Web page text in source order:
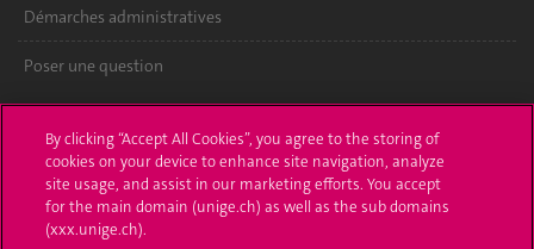
Démarches administratives
Poser une question
UNIGE Mobile
Médias
By clicking “Accept All Cookies”, you agree to the storing of
cookies on your device to enhance site navigation, analyze
site usage, and assist in our marketing efforts. You accept
for the main domain (unige.ch) as well as the sub domains
(xxx.unige.ch).